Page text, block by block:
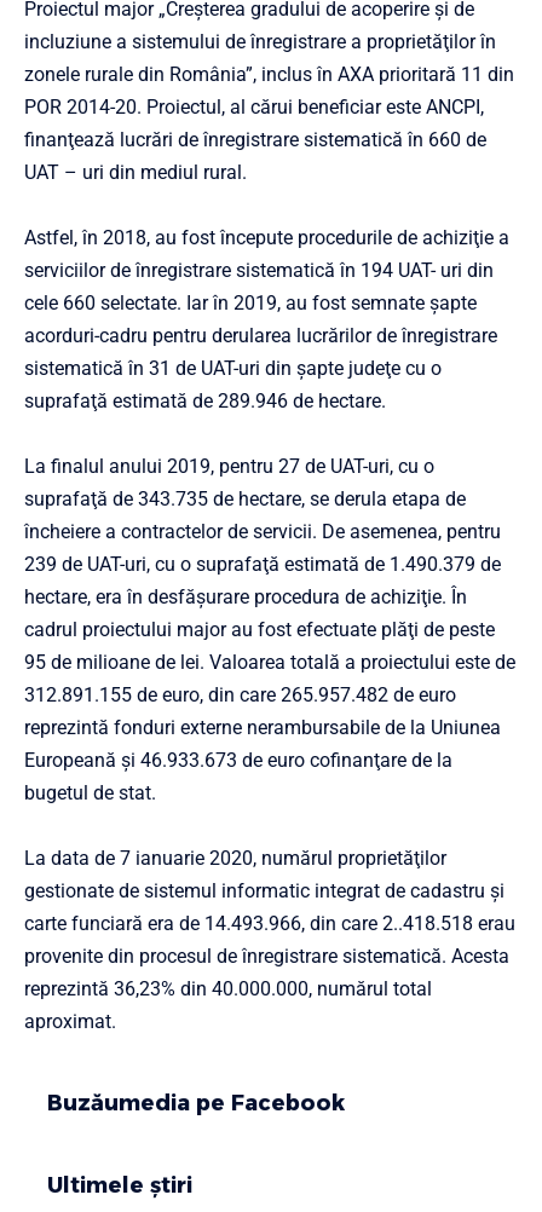
Proiectul major „Creşterea gradului de acoperire şi de
incluziune a sistemului de înregistrare a proprietăţilor în
zonele rurale din România”, inclus în AXA prioritară 11 din
POR 2014-20. Proiectul, al cărui beneficiar este ANCPI,
finanţează lucrări de înregistrare sistematică în 660 de
UAT – uri din mediul rural.
Astfel, în 2018, au fost începute procedurile de achiziţie a
serviciilor de înregistrare sistematică în 194 UAT- uri din
cele 660 selectate. Iar în 2019, au fost semnate şapte
acorduri-cadru pentru derularea lucrărilor de înregistrare
sistematică în 31 de UAT-uri din şapte judeţe cu o
suprafaţă estimată de 289.946 de hectare.
La finalul anului 2019, pentru 27 de UAT-uri, cu o
suprafaţă de 343.735 de hectare, se derula etapa de
încheiere a contractelor de servicii. De asemenea, pentru
239 de UAT-uri, cu o suprafaţă estimată de 1.490.379 de
hectare, era în desfăşurare procedura de achiziţie. În
cadrul proiectului major au fost efectuate plăţi de peste
95 de milioane de lei. Valoarea totală a proiectului este de
312.891.155 de euro, din care 265.957.482 de euro
reprezintă fonduri externe nerambursabile de la Uniunea
Europeană şi 46.933.673 de euro cofinanţare de la
bugetul de stat.
La data de 7 ianuarie 2020, numărul proprietăţilor
gestionate de sistemul informatic integrat de cadastru şi
carte funciară era de 14.493.966, din care 2..418.518 erau
provenite din procesul de înregistrare sistematică. Acesta
reprezintă 36,23% din 40.000.000, numărul total
aproximat.
Buzăumedia pe Facebook
Ultimele știri